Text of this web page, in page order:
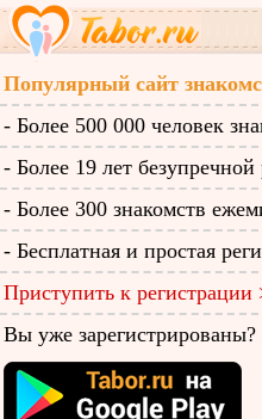
Популярный сайт
- Более 500 000 человек
- Более 19 лет безупречной
- Более 300 знакомств
- Бесплатная и простая
Приступить к регистрации
Вы уже зарегистрированы?